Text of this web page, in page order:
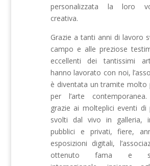
personalizzata la loro
creativa.
Grazie a tanti anni di lavoro
campo e alle preziose
eccellenti dei tantissimi
hanno lavorato con noi,
è diventata un tramite molto
per l’arte
grazie ai molteplici eventi di
svolti dal vivo in galleria,
pubblici e privati, fiere,
esposizioni digitali,
ottenuto fama e